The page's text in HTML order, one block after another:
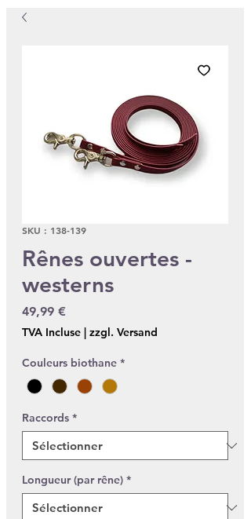
SKU : 138-139
Rênes ouvertes -
westerns
49,99 €
TVA Incluse | zzgl. Versand
Couleurs biothane *
Raccords *
Longueur (par rêne) *